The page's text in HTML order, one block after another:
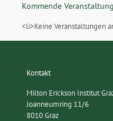
Kommende
<li>Keine Veranstaltungen
Kontakt
Milton Erickson Institut
Joanneumring 11/6
8010 Graz